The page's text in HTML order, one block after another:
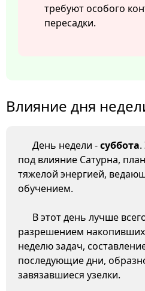
требуют особого
пересадки.
Влияние дня
День недели -суббота
под влияние Сатурна,
тяжелой энергией,
обучением.
В этот день лучше
разрешением
неделю задач,
последующие дни,
завязавшиеся узелки.